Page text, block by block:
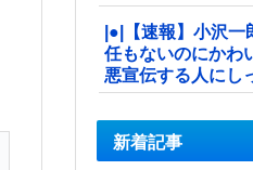
|●|【速報】小沢
任もないのにかわ
悪宣伝する人にし
新着記事